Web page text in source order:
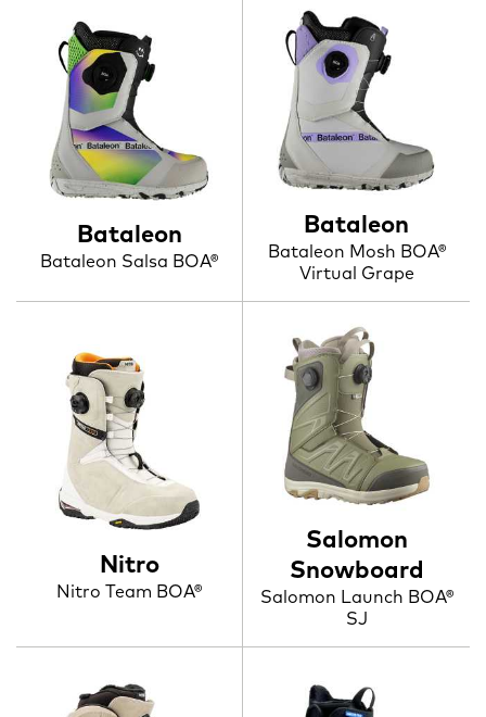
Bataleon
Bataleon Salsa BOA®
Bataleon
Bataleon Mosh BOA®
Virtual Grape
Nitro
Nitro Team BOA®
Salomon
Snowboard
Salomon Launch BOA®
SJ